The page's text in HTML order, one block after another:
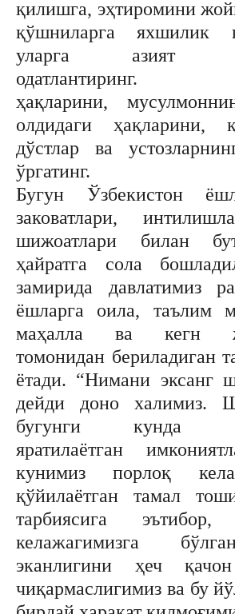
қилишга, эҳтиромини
қўшниларга яхшилик
уларга азият
одатлантиринг.
ҳақларини,
олдидаги ҳақларини,
дўстлар ва
ўргатинг.
Бугун Ўзбекистон
заковатлари,
шижоатлари билан
ҳайратга сола
замирида давлатимиз
ёшларга оила, таълим
маҳалла ва кегн
томонидан бериладиган
ётади. “Нимани эксанг
дейди доно халимиз.
бугунги кунда
яратилаётган
кунимиз порлоқ
қўйилаётган тамал
тарбиясига эътибор,
келажагимизга
эканлигини ҳеч
чиқармаслигимиз ва бу